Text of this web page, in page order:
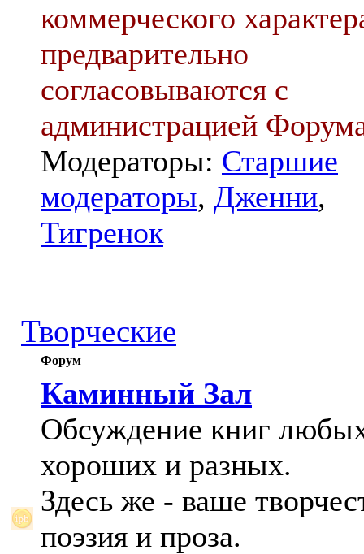
коммерческого
предварительно
согласовываются с
администрацией
Модераторы: Старшие
модераторы, Дженни,
Тигренок
Творческие
Форум
Каминный Зал
Обсуждение книг
хороших и разных.
Здесь же - ваше
поэзия и проза.